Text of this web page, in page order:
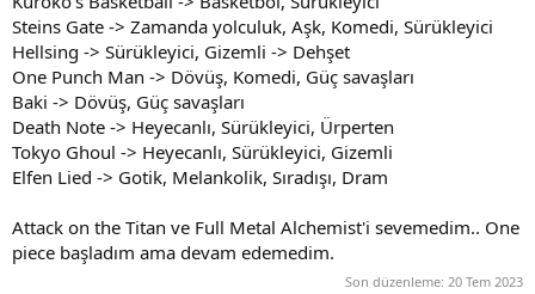
Steins Gate -> Zamanda yolculuk, Aşk, Komedi, Sürükleyici
Hellsing -> Sürükleyici, Gizemli -> Dehşet
One Punch Man -> Dövüş, Komedi, Güç savaşları
Baki -> Dövüş, Güç savaşları
Death Note -> Heyecanlı, Sürükleyici, Ürperten
Tokyo Ghoul -> Heyecanlı, Sürükleyici, Gizemli
Elfen Lied -> Gotik, Melankolik, Sıradışı, Dram
Attack on the Titan ve Full Metal Alchemist'i sevemedim.. One
piece başladım ama devam edemedim.
Son düzenleme: 20 Tem 2023